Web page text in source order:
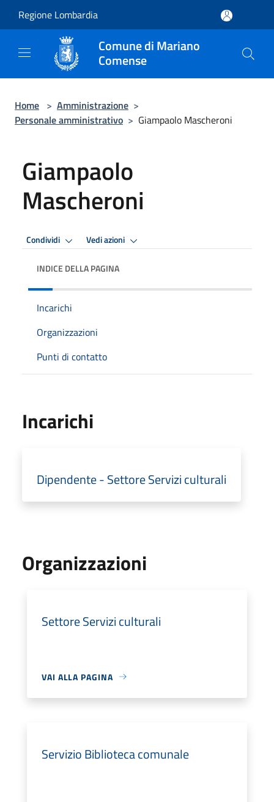
Regione Lombardia
Comune di Mariano
Comense
Home > Amministrazione >
Personale amministrativo > Giampaolo Mascheroni
Giampaolo
Mascheroni
Condividi Vedi azioni
INDICE DELLA PAGINA
Incarichi
Organizzazioni
Punti di contatto
Incarichi
Dipendente - Settore Servizi culturali
Organizzazioni
Settore Servizi culturali
VAI ALLA PAGINA
Servizio Biblioteca comunale